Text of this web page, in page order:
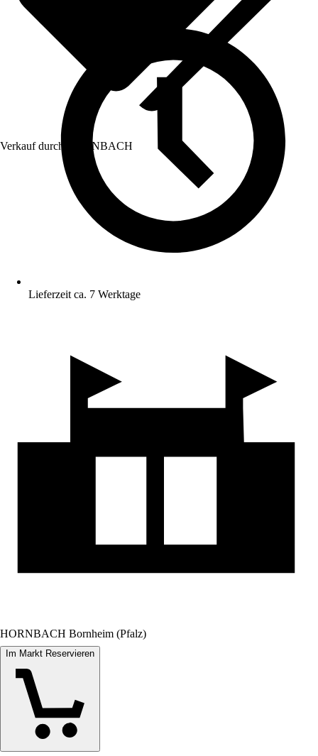
Verkauf durch: HORNBACH
Lieferzeit ca. 7 Werktage
HORNBACH Bornheim (Pfalz)
Im Markt Reservieren